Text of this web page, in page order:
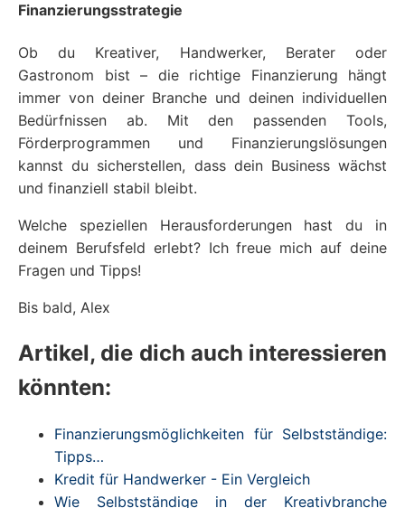
Finanzierungsstrategie
Ob du Kreativer, Handwerker, Berater oder
Gastronom bist – die richtige Finanzierung hängt
immer von deiner Branche und deinen individuellen
Bedürfnissen ab. Mit den passenden Tools,
Förderprogrammen und Finanzierungslösungen
kannst du sicherstellen, dass dein Business wächst
und finanziell stabil bleibt.
Welche speziellen Herausforderungen hast du in
deinem Berufsfeld erlebt? Ich freue mich auf deine
Fragen und Tipps!
Bis bald, Alex
Artikel, die dich auch interessieren
könnten:
Finanzierungsmöglichkeiten für Selbstständige:
Tipps…
Kredit für Handwerker - Ein Vergleich
Wie Selbstständige in der Kreativbranche